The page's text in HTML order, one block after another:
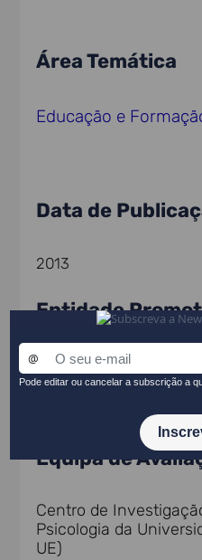
Área Temática
Educação e
Data de
2013
Entidade
Direção Geral da
Equipa de
Centro de
Psicologia da
UE)